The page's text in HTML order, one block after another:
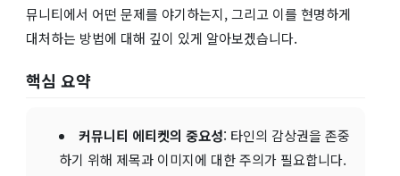
뮤니티에서 어떤 문제를 야기하는지, 그리고 이를 현명하게
대처하는 방법에 대해 깊이 있게 알아보겠습니다.
핵심 요약
커뮤니티 에티켓의 중요성: 타인의 감상권을 존중
하기 위해 제목과 이미지에 대한 주의가 필요합니다.